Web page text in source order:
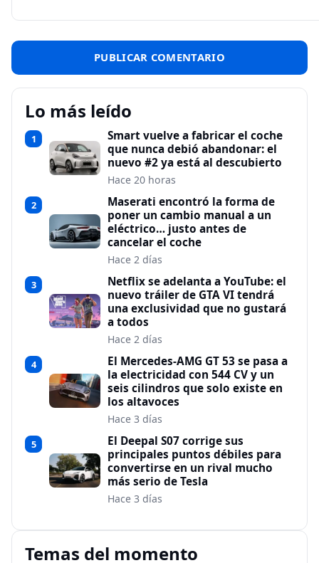
Lo más leído
1
Smart vuelve a fabricar el coche
que nunca debió abandonar: el
nuevo #2 ya está al descubierto
Hace 20 horas
2
Maserati encontró la forma de
poner un cambio manual a un
eléctrico… justo antes de
cancelar el coche
Hace 2 días
3
Netflix se adelanta a YouTube: el
nuevo tráiler de GTA VI tendrá
una exclusividad que no gustará
a todos
Hace 2 días
4
El Mercedes-AMG GT 53 se pasa a
la electricidad con 544 CV y un
seis cilindros que solo existe en
los altavoces
Hace 3 días
5
El Deepal S07 corrige sus
principales puntos débiles para
convertirse en un rival mucho
más serio de Tesla
Hace 3 días
Temas del momento